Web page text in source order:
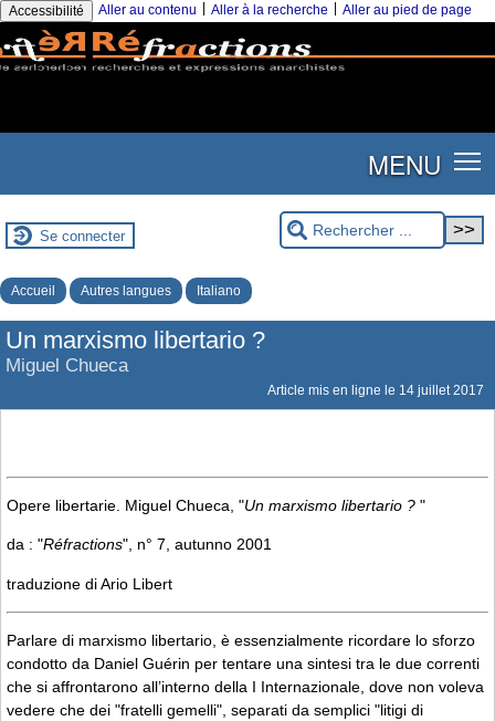
Accessibilité Aller au contenu Aller à la recherche Aller au pied de page
MENU
Se connecter
Accueil Autres langues Italiano
Un marxismo libertario ?
Miguel Chueca
Article mis en ligne le 14 juillet 2017
Opere libertarie. Miguel Chueca, "Un marxismo libertario ? "
da : "Réfractions", n° 7, autunno 2001
traduzione di Ario Libert
Parlare di marxismo libertario, è essenzialmente ricordare lo sforzo
condotto da Daniel Guérin per tentare una sintesi tra le due correnti
che si affrontarono all’interno della I Internazionale, dove non voleva
vedere che dei "fratelli gemelli", separati da semplici "litigi di